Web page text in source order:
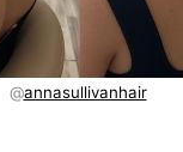
@annasullivanhair